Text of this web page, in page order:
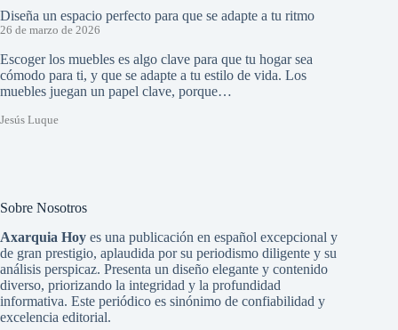
Diseña un espacio perfecto para que se adapte a tu ritmo
26 de marzo de 2026
Escoger los muebles es algo clave para que tu hogar sea
cómodo para ti, y que se adapte a tu estilo de vida. Los
muebles juegan un papel clave, porque…
Jesús Luque
Sobre Nosotros
Axarquia Hoy es una publicación en español excepcional y
de gran prestigio, aplaudida por su periodismo diligente y su
análisis perspicaz. Presenta un diseño elegante y contenido
diverso, priorizando la integridad y la profundidad
informativa. Este periódico es sinónimo de confiabilidad y
excelencia editorial.